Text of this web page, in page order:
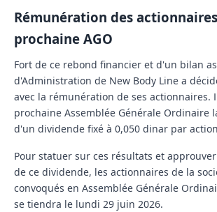
Rémunération des
prochaine AGO
Fort de ce rebond financier et d'un bilan
d'Administration de New Body Line a
avec la rémunération de ses actionnaires.
prochaine Assemblée Générale Ordinaire
d'un dividende fixé à 0,050 dinar par
Pour statuer sur ces résultats et
de ce dividende, les actionnaires de la
convoqués en Assemblée Générale
se tiendra le lundi 29 juin 2026.